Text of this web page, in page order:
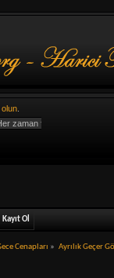
olun.
Kayıt Ol
Cenapları » Ayrılık Geçer